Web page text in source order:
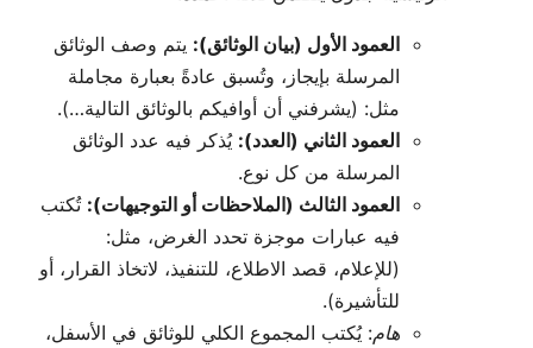
العمود الأول (بيان الوثائق): يتم وصف الوثائق
المرسلة بإيجاز، وتُسبق عادةً بعبارة مجاملة
مثل: (يشرفني أن أوافيكم بالوثائق التالية…).
العمود الثاني (العدد): يُذكر فيه عدد الوثائق
المرسلة من كل نوع.
العمود الثالث (الملاحظات أو التوجيهات): تُكتب
فيه عبارات موجزة تحدد الغرض، مثل:
(للإعلام، قصد الاطلاع، للتنفيذ، لاتخاذ القرار، أو
للتأشيرة).
هام: يُكتب المجموع الكلي للوثائق في الأسفل،